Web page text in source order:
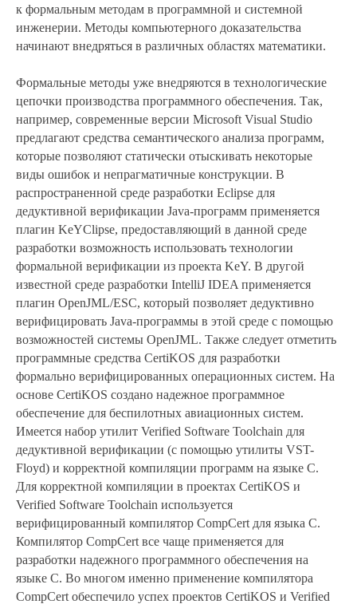
к формальным методам в программной и системной
инженерии. Методы компьютерного доказательства
начинают внедряться в различных областях математики.
Формальные методы уже внедряются в технологические
цепочки производства программного обеспечения. Так,
например, современные версии Microsoft Visual Studio
предлагают средства семантического анализа программ,
которые позволяют статически отыскивать некоторые
виды ошибок и непрагматичные конструкции. В
распространенной среде разработки Eclipse для
дедуктивной верификации Java-программ применяется
плагин KeYClipse, предоставляющий в данной среде
разработки возможность использовать технологии
формальной верификации из проекта KeY. В другой
известной среде разработки IntelliJ IDEA применяется
плагин OpenJML/ESC, который позволяет дедуктивно
верифицировать Java-программы в этой среде с помощью
возможностей системы OpenJML. Также следует отметить
программные средства CertiKOS для разработки
формально верифицированных операционных систем. На
основе CertiKOS создано надежное программное
обеспечение для беспилотных авиационных систем.
Имеется набор утилит Verified Software Toolchain для
дедуктивной верификации (с помощью утилиты VST-
Floyd) и корректной компиляции программ на языке C.
Для корректной компиляции в проектах CertiKOS и
Verified Software Toolchain используется
верифицированный компилятор CompCert для языка C.
Компилятор CompCert все чаще применяется для
разработки надежного программного обеспечения на
языке C. Во многом именно применение компилятора
CompCert обеспечило успех проектов CertiKOS и Verified